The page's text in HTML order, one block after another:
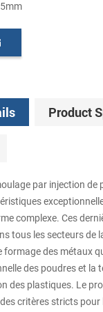
Product
par injection de
complexe. Ces
tous les secteurs de
formage des métaux
des poudres et la
des plastiques. Le
critères stricts pour